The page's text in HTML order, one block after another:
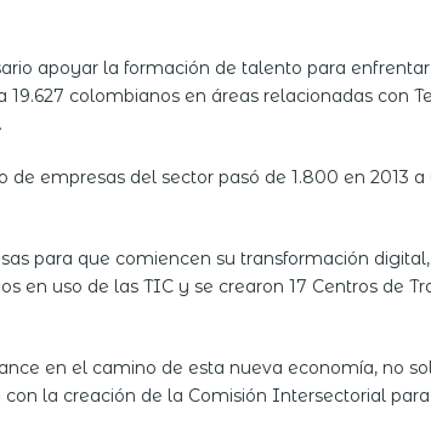
apoyar la formación de talento para
colombianos en áreas relacionadas con
empresas del sector pasó de 1.800 en 2013
para que comiencen su transformación
en uso de las TIC y se crearon 17 Centros de
en el camino de esta nueva economía, no
la creación de la Comisión Intersectorial